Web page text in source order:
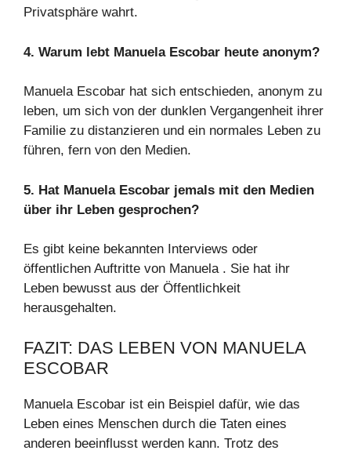
Privatsphäre wahrt.
4. Warum lebt Manuela Escobar heute anonym?
Manuela Escobar hat sich entschieden, anonym zu
leben, um sich von der dunklen Vergangenheit ihrer
Familie zu distanzieren und ein normales Leben zu
führen, fern von den Medien.
5. Hat Manuela Escobar jemals mit den Medien
über ihr Leben gesprochen?
Es gibt keine bekannten Interviews oder
öffentlichen Auftritte von Manuela . Sie hat ihr
Leben bewusst aus der Öffentlichkeit
herausgehalten.
FAZIT: DAS LEBEN VON MANUELA
ESCOBAR
Manuela Escobar ist ein Beispiel dafür, wie das
Leben eines Menschen durch die Taten eines
anderen beeinflusst werden kann. Trotz des